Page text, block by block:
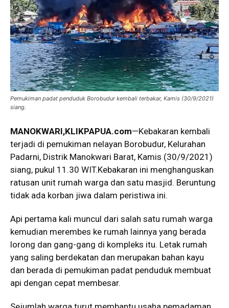
Pemukiman padat penduduk Borobudur kembali terbakar, Kamis (30/9/2021)
siang.
MANOKWARI,KLIKPAPUA.com—Kebakaran kembali
terjadi di pemukiman nelayan Borobudur, Kelurahan
Padarni, Distrik Manokwari Barat, Kamis (30/9/2021)
siang, pukul 11.30 WIT.Kebakaran ini menghanguskan
ratusan unit rumah warga dan satu masjid. Beruntung
tidak ada korban jiwa dalam peristiwa ini.
Api pertama kali muncul dari salah satu rumah warga
kemudian merembes ke rumah lainnya yang berada
lorong dan gang-gang di kompleks itu. Letak rumah
yang saling berdekatan dan merupakan bahan kayu
dan berada di pemukiman padat penduduk membuat
api dengan cepat membesar.